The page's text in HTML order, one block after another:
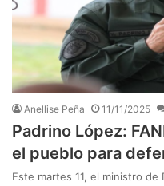
Anellise Peña 11/11/2025
Padrino López:
el pueblo para
Este martes 11, el ministro de